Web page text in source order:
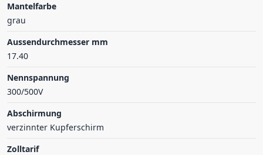
Mantelfarbe
grau
Aussendurchmesser mm
17.40
Nennspannung
300/500V
Abschirmung
verzinnter Kupferschirm
Zolltarif